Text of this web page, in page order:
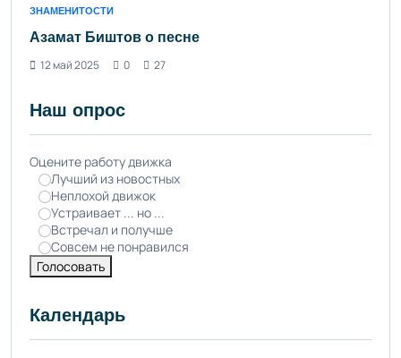
ЗНАМЕНИТОСТИ
Азамат Биштов о песне
12 май 2025
0 27
Наш опрос
Оцените работу движка
Лучший из новостных
Неплохой движок
Устраивает ... но ...
Встречал и получше
Совсем не понравился
Голосовать
Календарь